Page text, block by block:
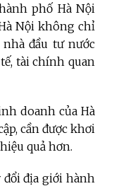
phố Hà Nội
Nội không chỉ
đầu tư nước
tài chính quan
doanh của Hà
cần được khơi
quả hơn.
đổi địa giới hành